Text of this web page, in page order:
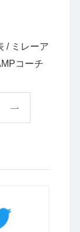
/ ミレーア
コーチ